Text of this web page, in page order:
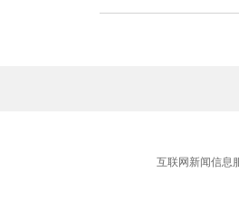
互联网新闻信息